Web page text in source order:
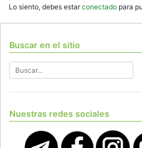
Lo siento, debes estarconectado para
Buscar en el sitio
Nuestras redes sociales